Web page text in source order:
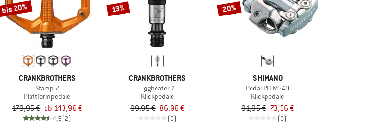
bis 20%
CRANKBROTHERS
Stamp 7
Plattformpedale
179,95 € ab 143,96 €
4,5(2)
13%
CRANKBROTHERS
Eggbeater 2
Klickpedale
99,95 € 86,96 €
(0)
20%
SHIMANO
Pedal PD-M540
Klickpedale
91,95 € 73,56 €
(0)